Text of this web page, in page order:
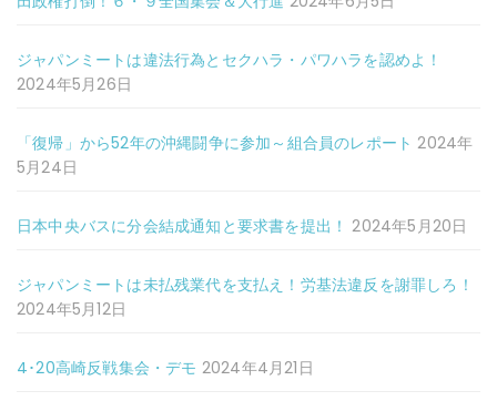
ジャパンミートは違法行為とセクハラ・パワハラを認めよ！
2024年5月26日
「復帰」から52年の沖縄闘争に参加～組合員のレポート 2024年
5月24日
日本中央バスに分会結成通知と要求書を提出！ 2024年5月20日
ジャパンミートは未払残業代を支払え！労基法違反を謝罪しろ！
2024年5月12日
4･20高崎反戦集会・デモ 2024年4月21日